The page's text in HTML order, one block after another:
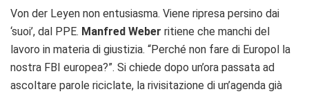
Von der Leyen non entusiasma. Viene ripresa persino dai
‘suoi’, dal PPE. Manfred Weber ritiene che manchi del
lavoro in materia di giustizia. “Perché non fare di Europol la
nostra FBI europea?”. Si chiede dopo un’ora passata ad
ascoltare parole riciclate, la rivisitazione di un’agenda già